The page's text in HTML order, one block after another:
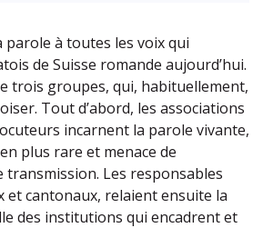
parole à toutes les voix qui
de Suisse romande aujourd’hui.
trois groupes, qui, habituellement,
Tout d’abord, les associations
incarnent la parole vivante,
plus rare et menace de
Les responsables
et cantonaux, relaient ensuite la
des institutions qui encadrent et